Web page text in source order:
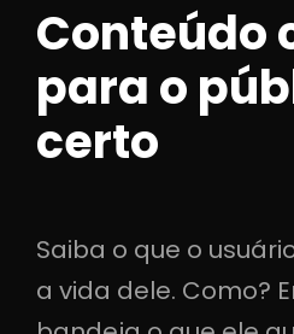
Conteúdo
para o
certo
Saiba o que o
a vida dele. Como?